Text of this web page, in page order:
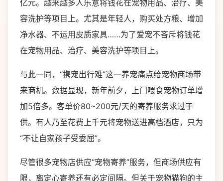
亿元。越来越多人乐意将钱花在宠物用品、治疗、美
容洗护等项目上。尤其是年轻人，购买处方粮、增加
净水器、不运用皮质家具……为了爱宠不吝斥将钱花
在宠物用品、治疗、美容洗护等项目上。
与此一同，“携宠出行难”这一养宠痛点给宠物商场带
来商机。数据显现，新年前夕，上门喂食宠物订单增
加5倍多。客单价80~200元/天的寄养服务求过于
供。有人乃至花费上千元将宠物送进高档酒店，只为
“不让自家孩子受委屈”。
尽管很多宠物店供应“宠物寄养”服务，但商场供应有
限，离定心寄养还有必定间隔。但关于宠物猫狗的主